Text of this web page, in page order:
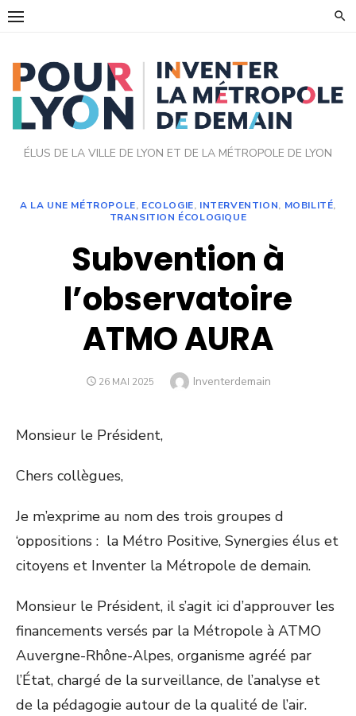
Skip
ÉLUS DE LA VILLE DE LYON ET DE LA MÉTROPOLE DE LYON
A LA UNE MÉTROPOLE, ECOLOGIE, INTERVENTION, MOBILITÉ,
TRANSITION ÉCOLOGIQUE
Subvention à
l’observatoire
ATMO AURA
POSTED
26 MAI 2025 Author
Inventerdemain
Monsieur le Président,
Chers collègues,
Je m’exprime au nom des trois groupes d
‘oppositions : la Métro Positive, Synergies élus et
citoyens et Inventer la Métropole de demain.
Monsieur le Président, il s’agit ici d’approuver les
financements versés par la Métropole à ATMO
Auvergne-Rhône-Alpes, organisme agréé par
l’État, chargé de la surveillance, de l’analyse et
de la pédagogie autour de la qualité de l’air.